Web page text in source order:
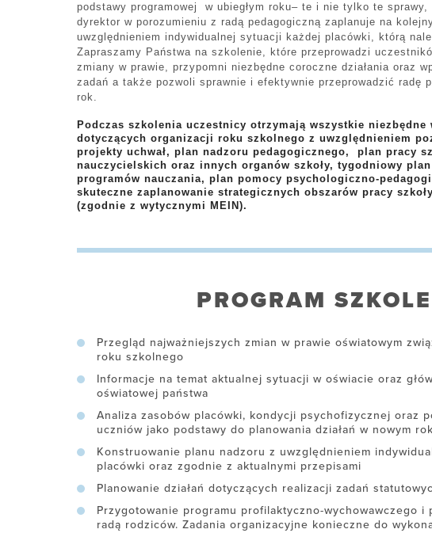
podstawy programowej w ubiegłym roku– te i nie tylko te
dyrektor w porozumieniu z radą pedagogiczną zaplanuje na
uwzględnieniem indywidualnej sytuacji każdej placówki, którą
Zapraszamy Państwa na szkolenie, które przeprowadzi
zmiany w prawie, przypomni niezbędne coroczne działania oraz
zadań a także pozwoli sprawnie i efektywnie przeprowadzić radę
rok.
Podczas szkolenia uczestnicy otrzymają wszystkie niezbędne
dotyczących organizacji roku szkolnego z uwzględnieniem
projekty uchwał, plan nadzoru pedagogicznego, plan pracy
nauczycielskich oraz innych organów szkoły, tygodniowy
programów nauczania, plan pomocy psychologiczno-
skuteczne zaplanowanie strategicznych obszarów pracy
(zgodnie z wytycznymi MEIN).
PROGRAM
Przegląd najważniejszych zmian w prawie oświatowym
roku szkolnego
Informacje na temat aktualnej sytuacji w oświacie oraz
oświatowej państwa
Analiza zasobów placówki, kondycji psychofizycznej oraz
uczniów jako podstawy do planowania działań w nowym
Konstruowanie planu nadzoru z uwzględnieniem
placówki oraz zgodnie z aktualnymi przepisami
Planowanie działań dotyczących realizacji zadań
Przygotowanie programu profilaktyczno-wychowawczego i
radą rodziców. Zadania organizacyjne konieczne do